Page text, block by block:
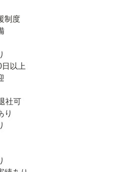
制度
以上
社可
り